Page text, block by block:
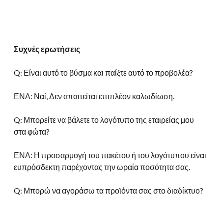
Συχνές ερωτήσεις
Q: Είναι αυτό το βύσμα και παίξτε αυτό το προβολέα?
ΕΝΑ: Ναί, Δεν απαιτείται επιπλέον καλωδίωση.
Q: Μπορείτε να βάλετε το λογότυπο της εταιρείας μου
στα φώτα?
ΕΝΑ: Η προσαρμογή του πακέτου ή του λογότυπου είναι
ευπρόσδεκτη παρέχοντας την ωραία ποσότητα σας.
Q: Μπορώ να αγοράσω τα προϊόντα σας στο διαδίκτυο?